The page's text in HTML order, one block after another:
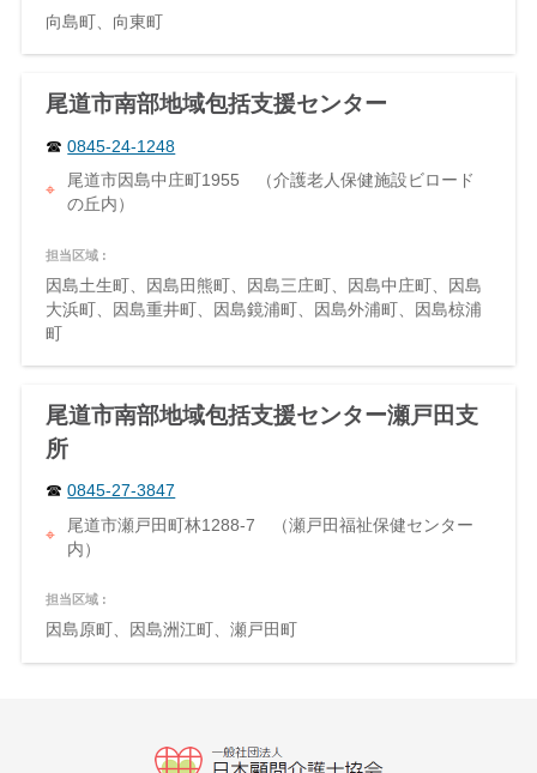
向島町、向東町
尾道市南部地域包括支援センター
0845-24-1248
尾道市因島中庄町1955 （介護老人保健施設ビロード
の丘内）
担当区域 :
因島土生町、因島田熊町、因島三庄町、因島中庄町、因島
大浜町、因島重井町、因島鏡浦町、因島外浦町、因島椋浦
町
尾道市南部地域包括支援センター瀬戸田支
所
0845-27-3847
尾道市瀬戸田町林1288-7 （瀬戸田福祉保健センター
内）
担当区域 :
因島原町、因島洲江町、瀬戸田町